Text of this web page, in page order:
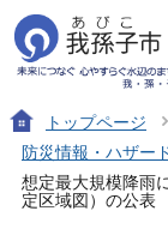
トップページ
防災情報・ハザー
想定最大規模降雨
定区域図）の公表